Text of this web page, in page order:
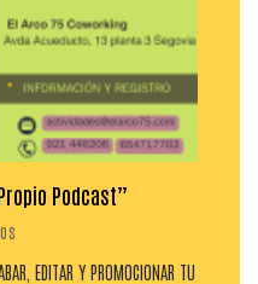
Podcast”
EDITAR Y PROMOCIONAR TU